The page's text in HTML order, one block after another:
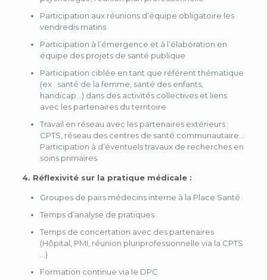
Participation aux réunions d’équipe obligatoire les
vendredis matins
Participation à l’émergence et à l’élaboration en
équipe des projets de santé publique
Participation ciblée en tant que référent thématique
(ex : santé de la femme, santé des enfants,
handicap…) dans des activités collectives et liens
avec les partenaires du territoire
Travail en réseau avec les partenaires extérieurs :
CPTS, réseau des centres de santé communautaire…
Participation à d’éventuels travaux de recherches en
soins primaires
4. Réflexivité sur la pratique médicale :
Groupes de pairs médecins interne à la Place Santé
Temps d’analyse de pratiques
Temps de concertation avec des partenaires
(Hôpital, PMI, réunion pluriprofessionnelle via la CPTS
…)
Formation continue via le DPC